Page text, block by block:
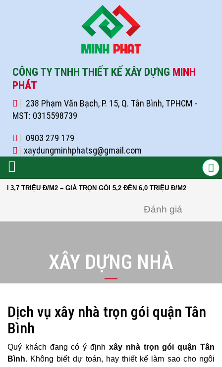
CÔNG TY TNHH THIẾT KẾ XÂY DỰNG MINH
PHÁT
238 Phạm Văn Bạch, P. 15, Q. Tân Bình, TPHCM -
MST: 0315598739
0903 279 179
xaydungminhphatsg@gmail.com
Đ/M2 – GIÁ TRỌN GÓI 5,2 ĐẾN 6,0 TRIỆU Đ/M2
Đánh giá
XÂY DỰNG NHÀ
Dịch vụ xây nhà trọn gói quận Tân
Bình
Quý khách đang có ý định xây nhà trọn gói quận Tân
Bình. Không biết dự toán, hay thiết kế làm sao cho ngôi